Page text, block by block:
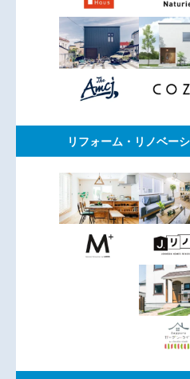
リフォーム・リノベー